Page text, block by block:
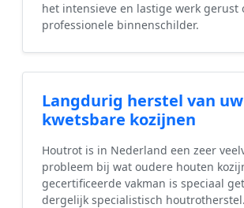
het intensieve en lastige werk gerust
professionele binnenschilder.
Langdurig herstel van uw
kwetsbare kozijnen
Houtrot is in Nederland een zeer
probleem bij wat oudere houten
gecertificeerde vakman is speciaal
dergelijk specialistisch